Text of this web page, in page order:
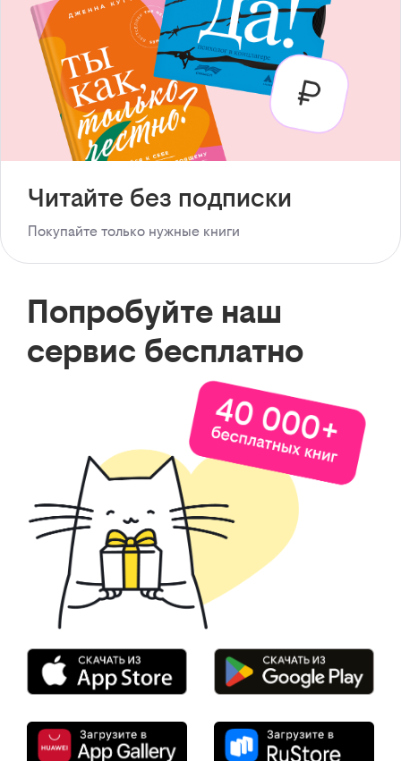
Читайте без подписки
Покупайте только нужные книги
Попробуйте наш
сервис бесплатно